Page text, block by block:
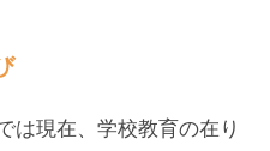
は現在、学校教育の在り